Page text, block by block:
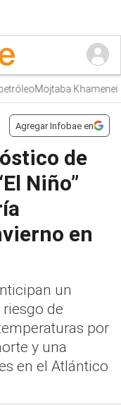
Mojtaba Khamenei
Agregar Infobae en
de
Niño”
en
un
de
por
y una
en el Atlántico